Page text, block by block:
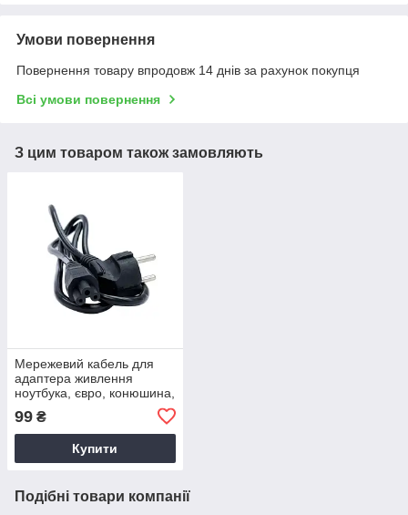
Умови повернення
Повернення товару впродовж 14 днів за рахунок покупця
Всі умови повернення
З цим товаром також замовляють
Мережевий кабель для
адаптера живлення
ноутбука, євро, конюшина,
99 ₴
Купити
Подібні товари компанії